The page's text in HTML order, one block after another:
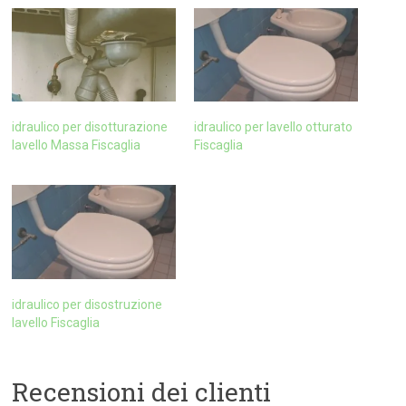
idraulico per disotturazione
lavello Massa Fiscaglia
idraulico per lavello otturato
Fiscaglia
idraulico per disostruzione
lavello Fiscaglia
Recensioni dei clienti